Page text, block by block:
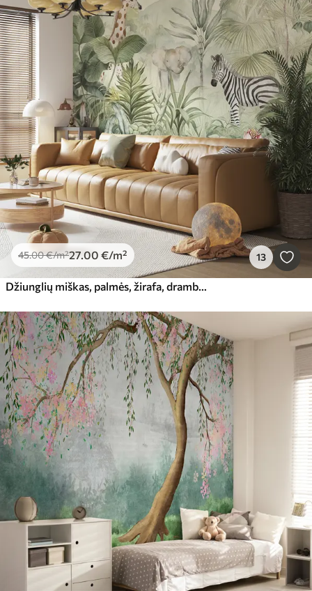
45.00€/m²27.00 €/m² 13
Džiunglių miškas, palmės, žirafa, dramblys, zebras, akvarelė, žaluma, bananmedis, gėlės